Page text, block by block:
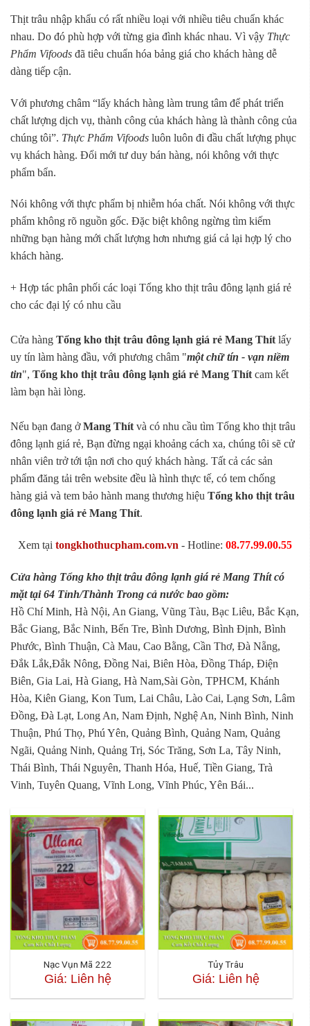
Thịt trâu nhập khẩu có rất nhiều loại với nhiều tiêu chuẩn khác
nhau. Do đó phù hợp với từng gia đình khác nhau. Vì vậy Thực
Phẩm Vifoods đã tiêu chuẩn hóa bảng giá cho khách hàng dễ
dàng tiếp cận.
Với phương châm “lấy khách hàng làm trung tâm để phát triển
chất lượng dịch vụ, thành công của khách hàng là thành công của
chúng tôi”. Thực Phẩm Vifoods luôn luôn đi đầu chất lượng phục
vụ khách hàng. Đổi mới tư duy bán hàng, nói không với thực
phẩm bẩn.
Nói không với thực phẩm bị nhiễm hóa chất. Nói không với thực
phẩm không rõ nguồn gốc. Đặc biệt không ngừng tìm kiếm
những bạn hàng mới chất lượng hơn nhưng giá cả lại hợp lý cho
khách hàng.
+ Hợp tác phân phối các loại Tổng kho thịt trâu đông lạnh giá rẻ
cho các đại lý có nhu cầu
Cửa hàng Tổng kho thịt trâu đông lạnh giá rẻ Mang Thít lấy
uy tín làm hàng đầu, với phương châm "một chữ tín - vạn niềm
tin", Tổng kho thịt trâu đông lạnh giá rẻ Mang Thít cam kết
làm bạn hài lòng.
Nếu bạn đang ởMang Thít và có nhu cầu tìm Tổng kho thịt trâu
đông lạnh giá rẻ, Bạn đừng ngại khoảng cách xa, chúng tôi sẽ cử
nhân viên trở tới tận nơi cho quý khách hàng. Tất cả các sản
phẩm đăng tải trên website đều là hình thực tế, có tem chống
hàng giả và tem bảo hành mang thương hiệu Tổng kho thịt trâu
đông lạnh giá rẻ Mang Thít.
Xem tại tongkhothucpham.com.vn - Hotline: 08.77.99.00.55
Cửa hàng Tổng kho thịt trâu đông lạnh giá rẻ Mang Thít có
mặt tại 64 Tỉnh/Thành Trong cả nước bao gồm:
Hồ Chí Minh, Hà Nội, An Giang, Vũng Tàu, Bạc Liêu, Bắc Kạn,
Bắc Giang, Bắc Ninh, Bến Tre, Bình Dương, Bình Định, Bình
Phước, Bình Thuận, Cà Mau, Cao Bằng, Cần Thơ, Đà Nẵng,
Đắk Lắk,Đắk Nông, Đồng Nai, Biên Hòa, Đồng Tháp, Điện
Biên, Gia Lai, Hà Giang, Hà Nam,Sài Gòn, TPHCM, Khánh
Hòa, Kiên Giang, Kon Tum, Lai Châu, Lào Cai, Lạng Sơn, Lâm
Đồng, Đà Lạt, Long An, Nam Định, Nghệ An, Ninh Bình, Ninh
Thuận, Phú Thọ, Phú Yên, Quảng Bình, Quảng Nam, Quảng
Ngãi, Quảng Ninh, Quảng Trị, Sóc Trăng, Sơn La, Tây Ninh,
Thái Bình, Thái Nguyên, Thanh Hóa, Huế, Tiền Giang, Trà
Vinh, Tuyên Quang, Vĩnh Long, Vĩnh Phúc, Yên Bái...
Nạc Vụn Mã 222
Giá: Liên hệ
Tủy Trâu
Giá: Liên hệ